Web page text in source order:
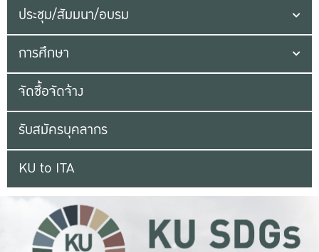
ประชุม/สัมมนา/อบรม
การศึกษา
จัดซื้อจัดจ้าง
รับสมัครบุคลากร
KU to ITA